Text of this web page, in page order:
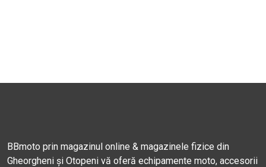
BBmoto prin magazinul online & magazinele fizice din
Gheorgheni și Otopeni vă oferă echipamente moto, accesorii